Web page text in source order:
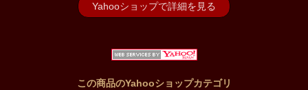
Yahooショップで詳細を見る
この商品のYahooショップカテゴリ